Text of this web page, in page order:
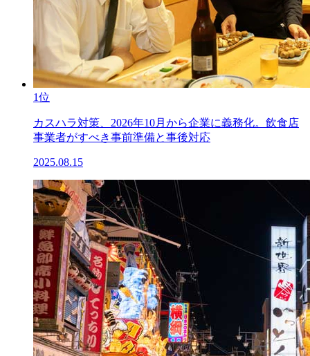
1位
カスハラ対策、2026年10月から企業に義務化。飲食店
事業者がすべき事前準備と事後対応
2025.08.15